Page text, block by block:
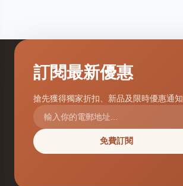
訂閱最新優惠
搶先獲得獨家折扣、新品及限時優惠通知
免費訂閱